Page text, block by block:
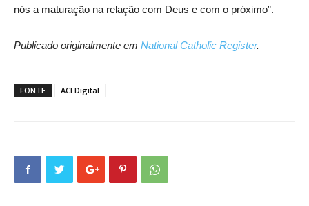
nós a maturação na relação com Deus e com o próximo”.
Publicado originalmente em National Catholic Register.
FONTE ACI Digital